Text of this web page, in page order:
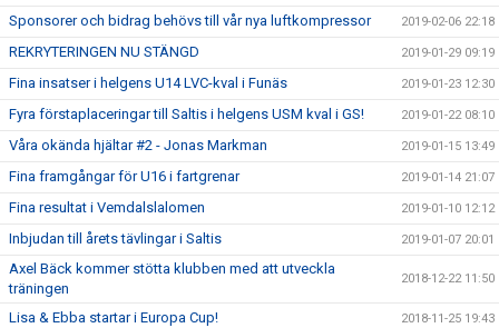
Sponsorer och bidrag behövs till vår nya luftkompressor 2019-02-06 22:18
REKRYTERINGEN NU STÄNGD 2019-01-29 09:19
Fina insatser i helgens U14 LVC-kval i Funäs 2019-01-23 12:30
Fyra förstaplaceringar till Saltis i helgens USM kval i GS! 2019-01-22 08:10
Våra okända hjältar #2 - Jonas Markman 2019-01-15 13:49
Fina framgångar för U16 i fartgrenar 2019-01-14 21:07
Fina resultat i Vemdalslalomen 2019-01-10 12:12
Inbjudan till årets tävlingar i Saltis 2019-01-07 20:01
Axel Bäck kommer stötta klubben med att utveckla
träningen
2018-12-22 11:50
Lisa & Ebba startar i Europa Cup! 2018-11-25 19:43